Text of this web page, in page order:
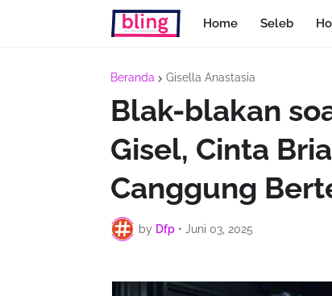
Home Seleb
Beranda Gisella Anastasia
Blak-blakan
Gisel, Cinta
Canggung
by Dfp • Juni 03, 2025